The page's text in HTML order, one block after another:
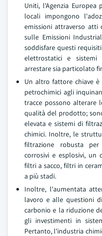
Uniti, l'Agenzia
locali impongono
emissioni attraverso atti
sulle Emissioni
soddisfare questi
elettrostatici e
arrestare sia particolato
Un altro fattore chiave
petrochimici agli
tracce possono alterare
qualità del prodotto;
elevata e sistemi di
chimici. Inoltre, le
filtrazione robusta
corrosivi e esplosivi, un
filtri a sacco, filtri in
a più stadi.
Inoltre, l'aumentata
lavoro e alle questioni
carbonio e la riduzione
gli investimenti in
Pertanto, l'industria